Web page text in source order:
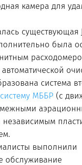
камера для
существующая
была
система
систему МББР (с
выполнили
обслуживание